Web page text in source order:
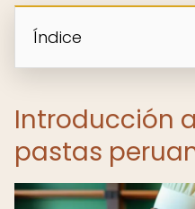
Índice
Introducción
pastas